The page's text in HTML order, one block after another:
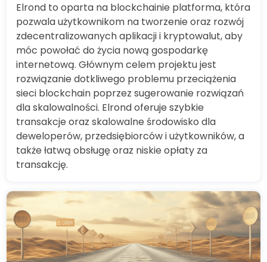
Elrond to oparta na blockchainie platforma, która
pozwala użytkownikom na tworzenie oraz rozwój
zdecentralizowanych aplikacji i kryptowalut, aby
móc powołać do życia nową gospodarkę
internetową. Głównym celem projektu jest
rozwiązanie dotkliwego problemu przeciążenia
sieci blockchain poprzez sugerowanie rozwiązań
dla skalowalności. Elrond oferuje szybkie
transakcje oraz skalowalne środowisko dla
deweloperów, przedsiębiorców i użytkowników, a
także łatwą obsługę oraz niskie opłaty za
transakcję.